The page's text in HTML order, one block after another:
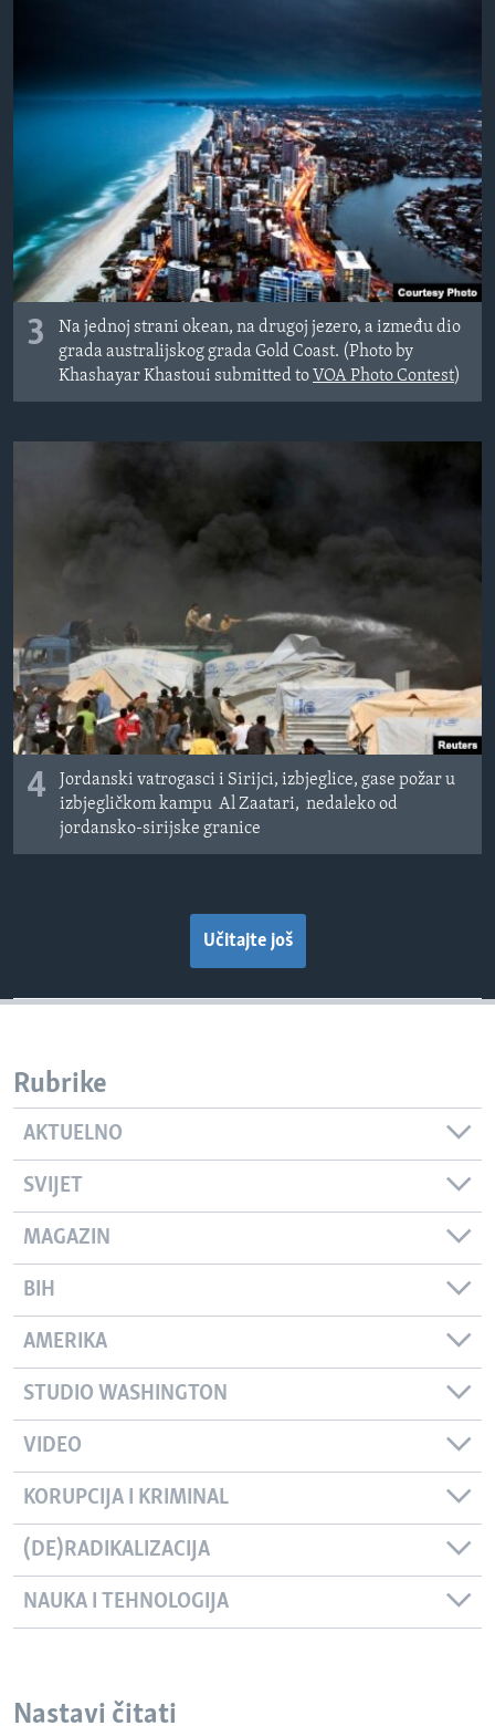
3
Na jednoj strani okean, na drugoj jezero, a između dio
grada australijskog grada Gold Coast. (Photo by
Khashayar Khastoui submitted to VOA Photo Contest)
4
Jordanski vatrogasci i Sirijci, izbjeglice, gase požar u
izbjegličkom kampu Al Zaatari, nedaleko od
jordansko-sirijske granice
Učitajte još
Rubrike
AKTUELNO
SVIJET
MAGAZIN
BIH
AMERIKA
STUDIO WASHINGTON
VIDEO
KORUPCIJA I KRIMINAL
(DE)RADIKALIZACIJA
NAUKA I TEHNOLOGIJA
Nastavi čitati